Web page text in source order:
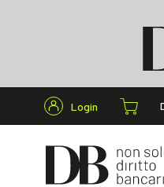
Login